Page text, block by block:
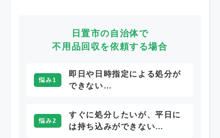
日置市の自治体で
不用品回収を依頼する場合
悩み1
即日や日時指定による処分が
できない…
悩み2
すぐに処分したいが、平日に
は持ち込みができない…